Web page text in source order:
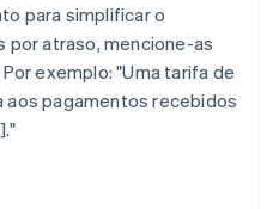
para simplificar o
por atraso, mencione-as
exemplo: "Uma tarifa de
aos pagamentos recebidos